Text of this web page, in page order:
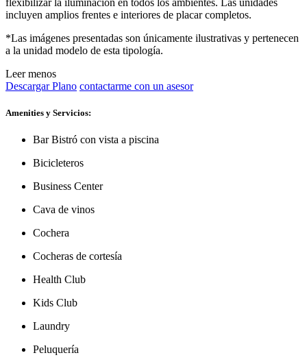
incluyen amplios frentes e interiores de placar completos.
*Las imágenes presentadas son únicamente ilustrativas y pertenecen
a la unidad modelo de esta tipología.
Leer menos
Descargar Plano contactarme con un asesor
Amenities y Servicios:
Bar Bistró con vista a piscina
Bicicleteros
Business Center
Cava de vinos
Cochera
Cocheras de cortesía
Health Club
Kids Club
Laundry
Peluquería